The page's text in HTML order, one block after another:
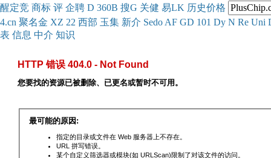
醒定竞 商标 评 企聘 D 360B 搜G 关健 易LK 历史价格
4.cn 聚名金 XZ 22 西部 玉集 新介 Sedo AF GD 101 Dy N Re Uni
表 信息 中介 知识